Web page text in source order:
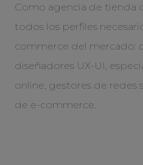
Como agencia de tienda
todos los perfiles
commerce del mercado:
diseñadores UX-UI,
online, gestores de redes
de e-commerce.